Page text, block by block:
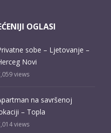
OGLASI
sobe – Ljetovanje –
Novi
views
na savršenoj
– Topla
views